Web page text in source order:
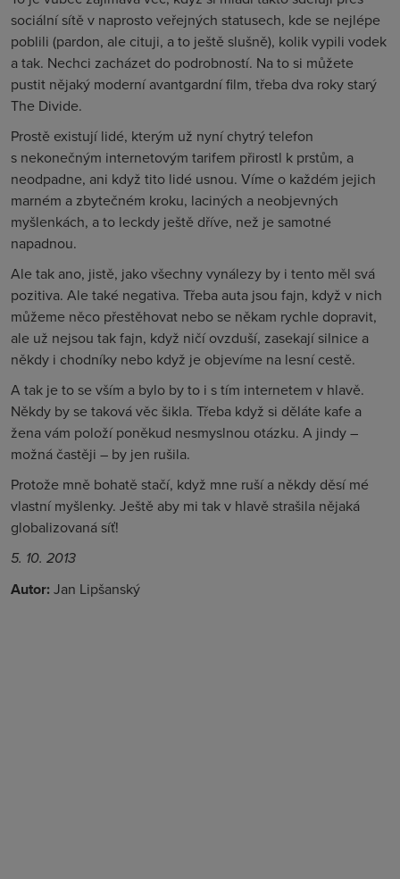
sociální sítě v naprosto veřejných statusech, kde se nejlépe
poblili (pardon, ale cituji, a to ještě slušně), kolik vypili vodek
a tak. Nechci zacházet do podrobností. Na to si můžete
pustit nějaký moderní avantgardní film, třeba dva roky starý
The Divide.
Prostě existují lidé, kterým už nyní chytrý telefon
s nekonečným internetovým tarifem přirostl k prstům, a
neodpadne, ani když tito lidé usnou. Víme o každém jejich
marném a zbytečném kroku, laciných a neobjevných
myšlenkách, a to leckdy ještě dříve, než je samotné
napadnou.
Ale tak ano, jistě, jako všechny vynálezy by i tento měl svá
pozitiva. Ale také negativa. Třeba auta jsou fajn, když v nich
můžeme něco přestěhovat nebo se někam rychle dopravit,
ale už nejsou tak fajn, když ničí ovzduší, zasekají silnice a
někdy i chodníky nebo když je objevíme na lesní cestě.
A tak je to se vším a bylo by to i s tím internetem v hlavě.
Někdy by se taková věc šikla. Třeba když si děláte kafe a
žena vám položí poněkud nesmyslnou otázku. A jindy –
možná častěji – by jen rušila.
Protože mně bohatě stačí, když mne ruší a někdy děsí mé
vlastní myšlenky. Ještě aby mi tak v hlavě strašila nějaká
globalizovaná síť!
5. 10. 2013
Autor: Jan Lipšanský